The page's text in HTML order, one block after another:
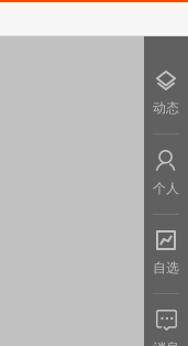
动态
个人
自选